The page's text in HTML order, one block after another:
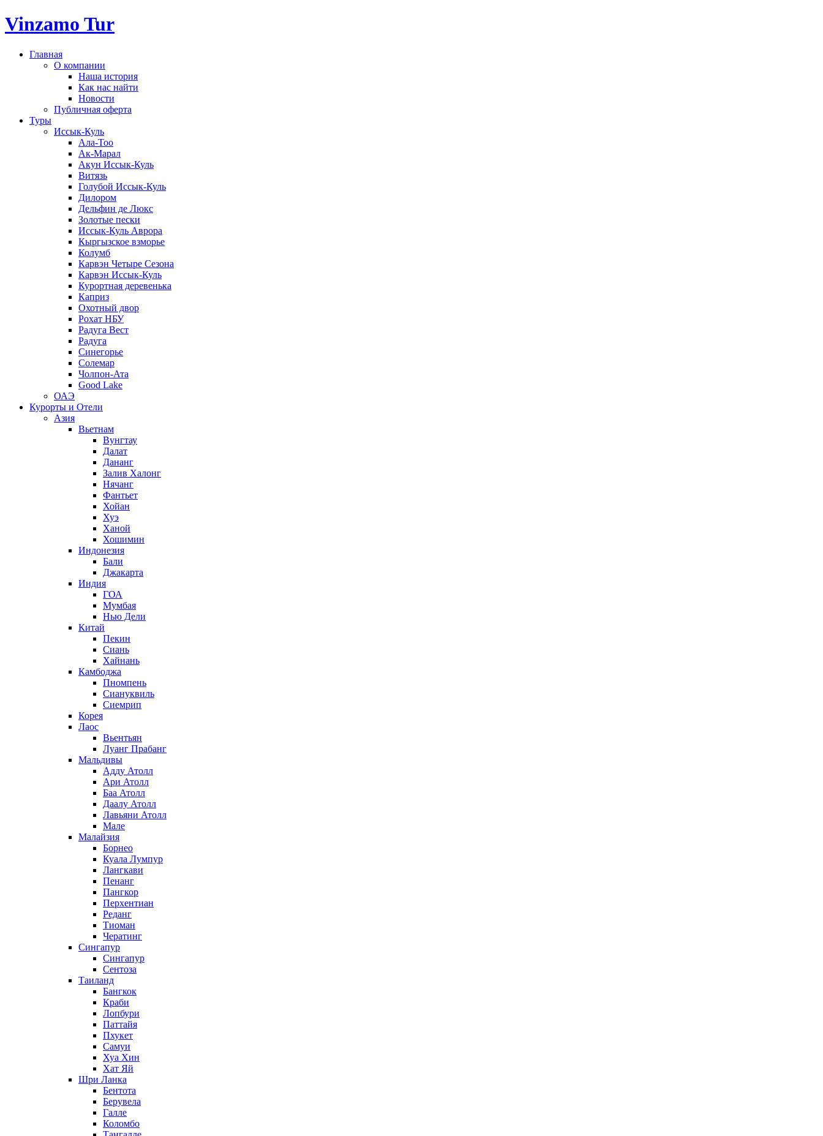
Vinzamo Tur
Главная
О компании
Наша история
Как нас найти
Новости
Публичная оферта
Туры
Иссык-Куль
Ала-Тоо
Ак-Марал
Акун Иссык-Куль
Витязь
Голубой Иссык-Куль
Дилором
Дельфин де Люкс
Золотые пески
Иссык-Куль Аврора
Кыргызское взморье
Колумб
Карвэн Четыре Сезона
Карвэн Иссык-Куль
Курортная деревенька
Каприз
Охотный двор
Рохат НБУ
Радуга Вест
Радуга
Синегорье
Солемар
Чолпон-Ата
Good Lake
ОАЭ
Курорты и Отели
Азия
Вьетнам
Вунгтау
Далат
Дананг
Залив Халонг
Нячанг
Фантьет
Хойан
Хуэ
Ханой
Хошимин
Индонезия
Бали
Джакарта
Индия
ГОА
Мумбая
Нью Дели
Китай
Пекин
Сиань
Хайнань
Камбоджа
Пномпень
Сиануквиль
Сиемрип
Корея
Лаос
Вьентьян
Луанг Прабанг
Мальдивы
Адду Атолл
Ари Атолл
Баа Атолл
Даалу Атолл
Лавьяни Атолл
Мале
Малайзия
Борнео
Куала Лумпур
Лангкави
Пенанг
Пангкор
Перхентиан
Реданг
Тиоман
Чератинг
Сингапур
Сингапур
Сентоза
Таиланд
Бангкок
Краби
Лопбури
Паттайя
Пхукет
Самуи
Хуа Хин
Хат Яй
Шри Ланка
Бентота
Берувела
Галле
Коломбо